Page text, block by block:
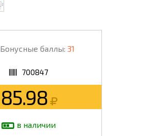
Бонусные баллы: 31
700847
85.98
в наличии